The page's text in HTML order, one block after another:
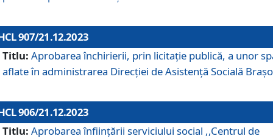
907/21.12.2023
Titlu: Aprobarea închirierii, prin licitație publică, a unor
aflate în administrarea Direcției de Asistență Socială
906/21.12.2023
Titlu: Aprobarea înființării serviciului social ,,Centrul de